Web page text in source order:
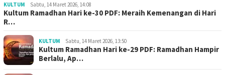
KULTUM Sabtu, 14 Maret 2026, 14:08
Kultum Ramadhan Hari ke-30 PDF: Meraih Kemenangan di Hari
R…
KULTUM Sabtu, 14 Maret 2026, 13:50
Kultum Ramadhan Hari ke-29 PDF: Ramadhan Hampir
Berlalu, Ap…